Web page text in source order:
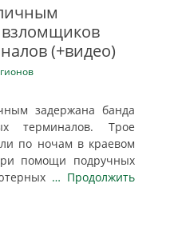
(+видео)
задержана банда
терминалов. Трое
по ночам в краевом
помощи подручных
… Продолжить